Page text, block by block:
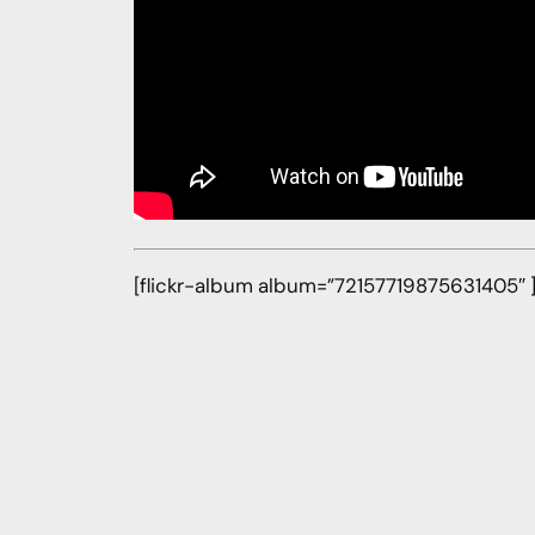
[flickr-album album=”72157719875631405″ ]